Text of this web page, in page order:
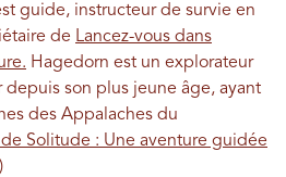
guide, instructeur de survie en
de Lancez-vous dans
Hagedorn est un explorateur
son plus jeune âge, ayant
des Appalaches du
de Solitude : Une aventure guidée